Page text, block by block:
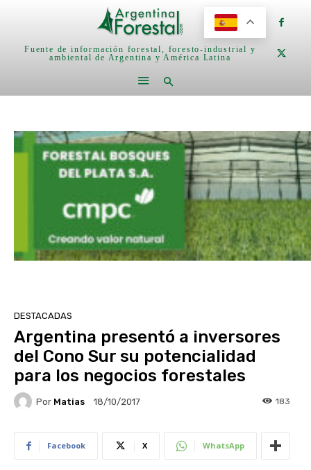
Fuente de información forestal, foresto-industrial y
ambiental de Argentina y América Latina
DESTACADAS
Argentina presentó a inversores
del Cono Sur su potencialidad
para los negocios forestales
Por Matias 18/10/2017 183
Facebook X WhatsApp